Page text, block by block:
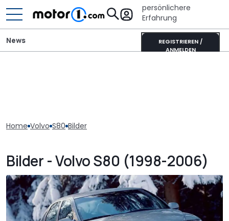
persönlichere
Erfahrung
REGISTRIEREN /
ANMELDEN
News
Home Volvo S80 Bilder
Bilder - Volvo S80 (1998-2006)